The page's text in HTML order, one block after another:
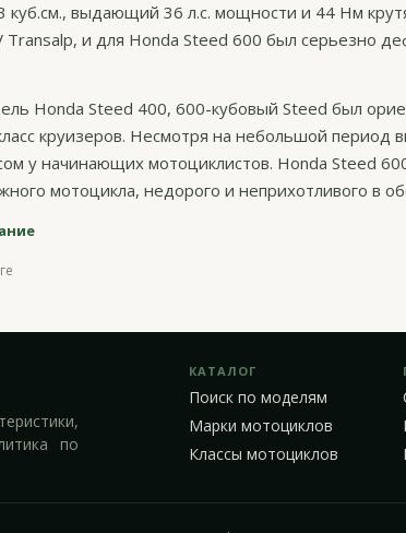
куб.см., выдающий 36 л.с. мощности и 44 Нм
Transalp, и для Honda Steed 600 был серьезно
Honda Steed 400, 600-кубовый Steed был
круизеров. Несмотря на небольшой период
у начинающих мотоциклистов. Honda Steed
мотоцикла, недорого и неприхотливого в
по
КАТАЛОГ
Поиск по моделям
Марки мотоциклов
Классы мотоциклов